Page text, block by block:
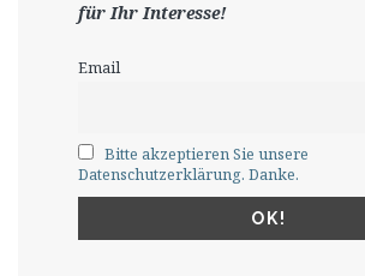
für Ihr Interesse!
Email
Bitte akzeptieren Sie unsere
Datenschutzerklärung. Danke.